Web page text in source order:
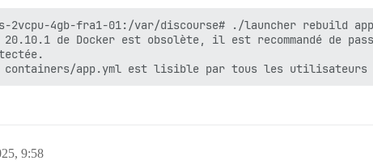
s-2vcpu-4gb-fra1-01:/var/discourse# ./launcher rebuild app
20.10.1 de Docker est obsolète, il est recommandé de
9:58